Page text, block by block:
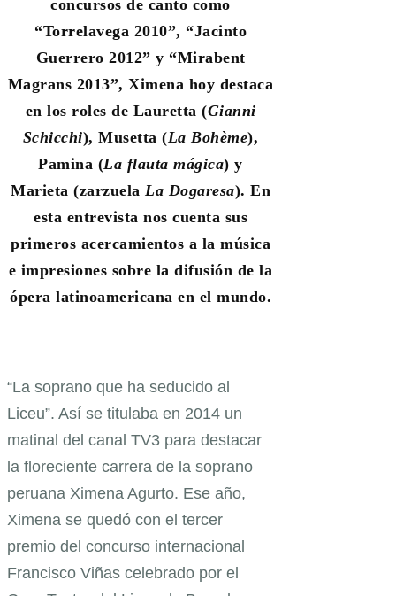
concursos de canto como
“Torrelavega 2010”, “Jacinto
Guerrero 2012” y “Mirabent
Magrans 2013”, Ximena hoy destaca
en los roles de Lauretta (Gianni
Schicchi), Musetta (La Bohème),
Pamina (La flauta mágica) y
Marieta (zarzuela La Dogaresa). En
esta entrevista nos cuenta sus
primeros acercamientos a la música
e impresiones sobre la difusión de la
ópera latinoamericana en el mundo.
“La soprano que ha seducido al
Liceu”. Así se titulaba en 2014 un
matinal del canal TV3 para destacar
la floreciente carrera de la soprano
peruana Ximena Agurto. Ese año,
Ximena se quedó con el tercer
premio del concurso internacional
Francisco Viñas celebrado por el